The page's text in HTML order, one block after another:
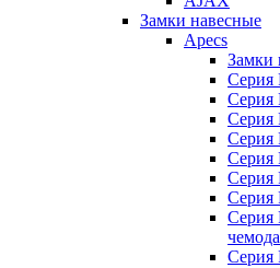
Замки навесные
Apecs
Замки
Серия
Серия
Серия
Серия
Серия
Серия
Серия
Серия